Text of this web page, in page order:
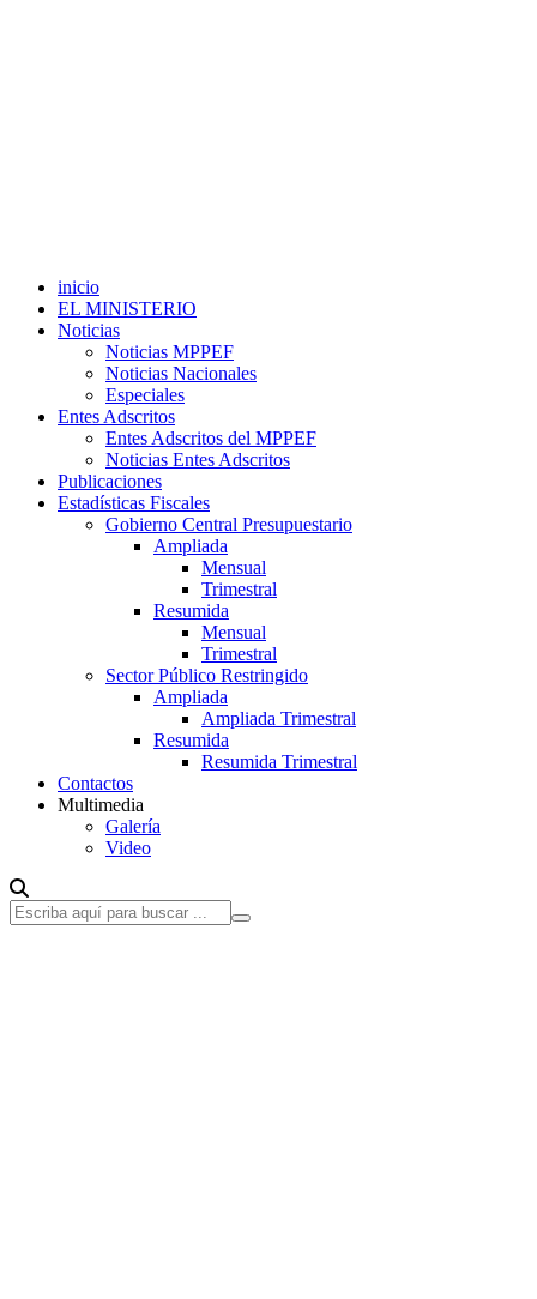
inicio
EL MINISTERIO
Noticias
Noticias MPPEF
Noticias Nacionales
Especiales
Entes Adscritos
Entes Adscritos del MPPEF
Noticias Entes Adscritos
Publicaciones
Estadísticas Fiscales
Gobierno Central Presupuestario
Ampliada
Mensual
Trimestral
Resumida
Mensual
Trimestral
Sector Público Restringido
Ampliada
Ampliada Trimestral
Resumida
Resumida Trimestral
Contactos
Multimedia
Galería
Video